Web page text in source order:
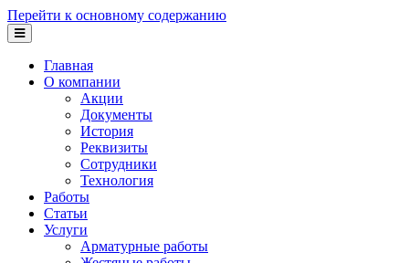
Перейти к основному содержанию
Главная
О компании
Акции
Документы
История
Реквизиты
Сотрудники
Технология
Работы
Статьи
Услуги
Арматурные работы